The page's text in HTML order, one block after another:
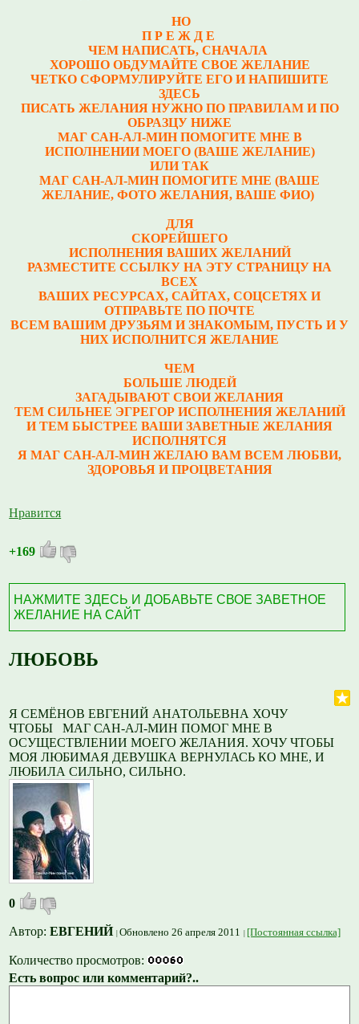
НО
П Р Е Ж Д Е
ЧЕМ НАПИСАТЬ, СНАЧАЛА
ХОРОШО ОБДУМАЙТЕ СВОЕ ЖЕЛАНИЕ
ЧЕТКО СФОРМУЛИРУЙТЕ ЕГО И НАПИШИТЕ
ЗДЕСЬ
ПИСАТЬ ЖЕЛАНИЯ НУЖНО ПО ПРАВИЛАМ И ПО
ОБРАЗЦУ НИЖЕ
МАГ САН-АЛ-МИН ПОМОГИТЕ МНЕ В
ИСПОЛНЕНИИ МОЕГО (ВАШЕ ЖЕЛАНИЕ)
ИЛИ ТАК
МАГ САН-АЛ-МИН ПОМОГИТЕ МНЕ (ВАШЕ
ЖЕЛАНИЕ, ФОТО ЖЕЛАНИЯ, ВАШЕ ФИО)
ДЛЯ
СКОРЕЙШЕГО
ИСПОЛНЕНИЯ ВАШИХ ЖЕЛАНИЙ
РАЗМЕСТИТЕ ССЫЛКУ НА ЭТУ СТРАНИЦУ НА
ВСЕХ
ВАШИХ РЕСУРСАХ, САЙТАХ, СОЦСЕТЯХ И
ОТПРАВЬТЕ ПО ПОЧТЕ
ВСЕМ ВАШИМ ДРУЗЬЯМ И ЗНАКОМЫМ, ПУСТЬ И У
НИХ ИСПОЛНИТСЯ ЖЕЛАНИЕ
ЧЕМ
БОЛЬШЕ ЛЮДЕЙ
ЗАГАДЫВАЮТ СВОИ ЖЕЛАНИЯ
ТЕМ СИЛЬНЕЕ ЭГРЕГОР ИСПОЛНЕНИЯ ЖЕЛАНИЙ
И ТЕМ БЫСТРЕЕ ВАШИ ЗАВЕТНЫЕ ЖЕЛАНИЯ
ИСПОЛНЯТСЯ
Я МАГ САН-АЛ-МИН ЖЕЛАЮ ВАМ ВСЕМ ЛЮБВИ,
ЗДОРОВЬЯ И ПРОЦВЕТАНИЯ
Нравится
+169
НАЖМИТЕ ЗДЕСЬ И ДОБАВЬТЕ СВОЕ ЗАВЕТНОЕ
ЖЕЛАНИЕ НА САЙТ
ЛЮБОВЬ
Я СЕМЁНОВ ЕВГЕНИЙ АНАТОЛЬЕВНА ХОЧУ
ЧТОБЫ МАГ САН-АЛ-МИН ПОМОГ МНЕ В
ОСУЩЕСТВЛЕНИИ МОЕГО ЖЕЛАНИЯ. ХОЧУ ЧТОБЫ
МОЯ ЛЮБИМАЯ ДЕВУШКА ВЕРНУЛАСЬ КО МНЕ, И
ЛЮБИЛА СИЛЬНО, СИЛЬНО.
0
Автор:ЕВГЕНИЙ Обновлено 26 апреля 2011 [Постоянная ссылка]
Количество просмотров:
Есть вопрос или комментарий?..